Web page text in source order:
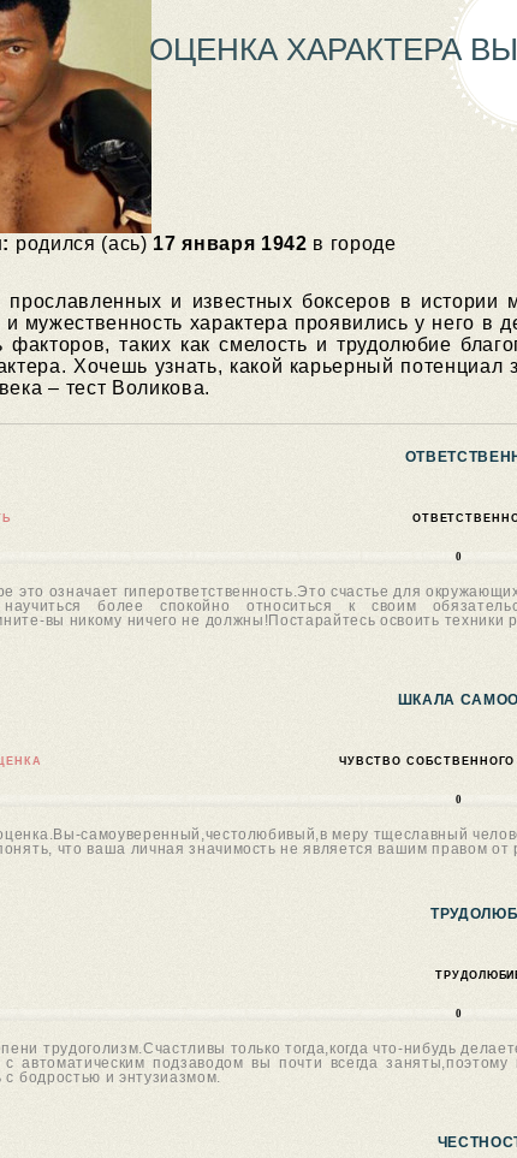
ОЦЕНКА ХАРАКТЕРА
родился (ась) 17 января 1942 в городе
и известных боксеров в истории
мужественность характера проявились у него в
факторов, таких как смелость и трудолюбие
Хочешь узнать, какой карьерный
– тест Воликова.
0
это означает гиперответственность.Это счастье для
более спокойно относиться к своим
вы никому ничего не должны!Постарайтесь освоить
ШКАЛА
ЧУВСТВО
0
самоуверенный,честолюбивый,в меру тщеславный
что ваша личная значимость не является вашим правом
0
трудоголизм.Счастливы только тогда,когда что-нибудь
с автоматическим подзаводом вы почти всегда
с бодростью и энтузиазмом.